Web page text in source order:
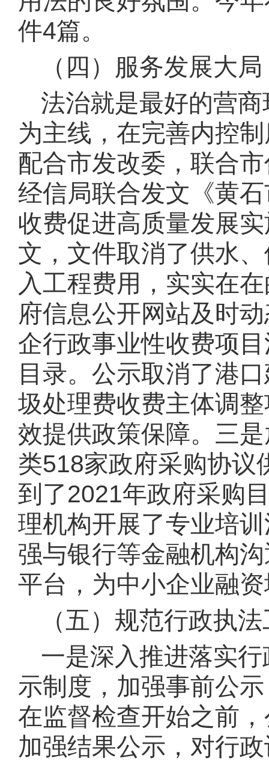
件4篇。
（四） 服务发展大
法治就是最好的营
为主线，在完善内控
配合市发改委，联合
经信局联合发文《黄
收费促进高质量发展
文，文件取消了供水
入工程费用，实实在
府信息公开网站及时
企行政事业性收费项
目录。公示取消了港
圾处理费收费主体调
效提供政策保障。 三是
类518家政府采购协议
到了2021年政府采购
理机构开展了专业培
强与银行等金融机构
平台，为中小企业融
（五）规范行政执
一是深入推进落实行
示制度，加强事前公
在监督检查开始之前
加强结果公示，对行